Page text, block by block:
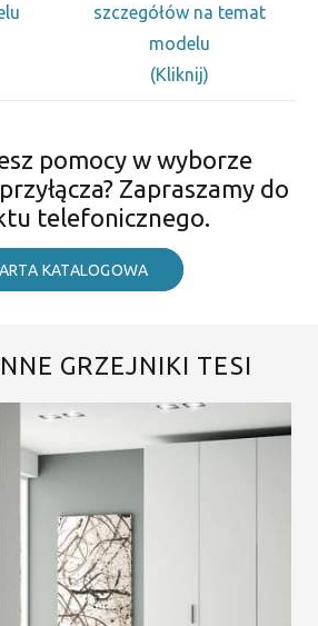
szczegółów na temat
modelu
(Kliknij)
pomocy w wyborze
Zapraszamy do
telefonicznego.
KATALOGOWA
GRZEJNIKI TESI